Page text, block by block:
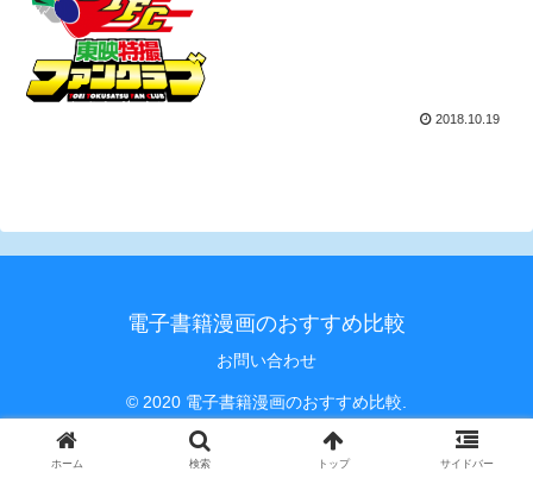
2018.10.19
電子書籍漫画のおすすめ比較
お問い合わせ
© 2020 電子書籍漫画のおすすめ比較.
ホーム 検索 トップ サイドバー